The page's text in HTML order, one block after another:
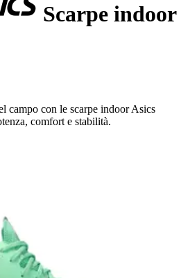
Scarpe indoor
campo con le scarpe indoor Asics
comfort e stabilità.